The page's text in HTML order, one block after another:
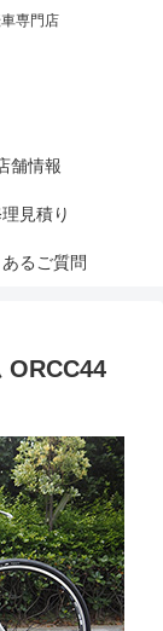
専門店
舗情報
見積り
るご質問
ORCC44